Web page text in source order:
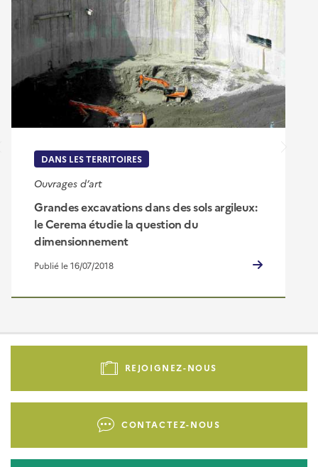
DANS LES TERRITOIRES
Ouvrages d’art
Grandes excavations dans des sols argileux:
le Cerema étudie la question du
dimensionnement
Publié le 16/07/2018
Pied
-
REJOIGNEZ-NOUS
CONTACTEZ-NOUS